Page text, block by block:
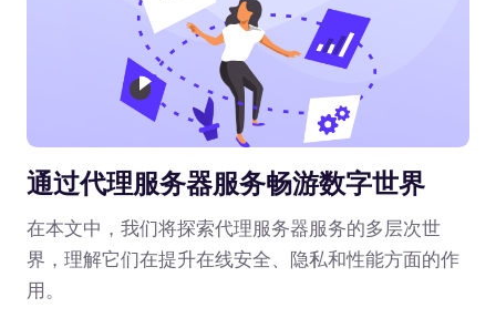
通过代理服务器服务畅游数字世界
在本文中，我们将探索代理服务器服务的多层次世
界，理解它们在提升在线安全、隐私和性能方面的作
用。